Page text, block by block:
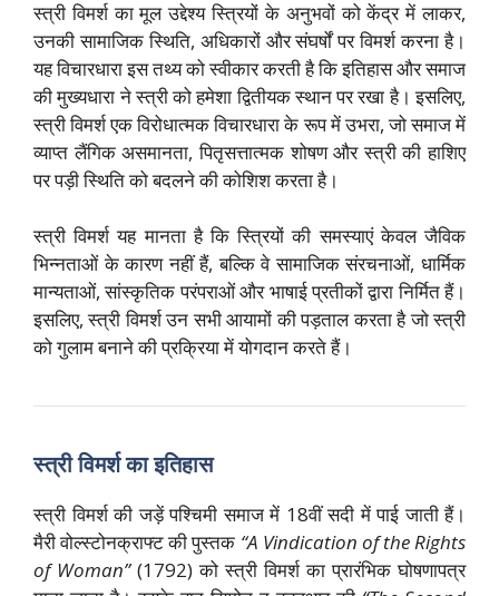
स्त्री विमर्श का मूल उद्देश्य स्त्रियों के अनुभवों को केंद्र में लाकर,
उनकी सामाजिक स्थिति, अधिकारों और संघर्षों पर विमर्श करना है।
यह विचारधारा इस तथ्य को स्वीकार करती है कि इतिहास और समाज
की मुख्यधारा ने स्त्री को हमेशा द्वितीयक स्थान पर रखा है। इसलिए,
स्त्री विमर्श एक विरोधात्मक विचारधारा के रूप में उभरा, जो समाज में
व्याप्त लैंगिक असमानता, पितृसत्तात्मक शोषण और स्त्री की हाशिए
पर पड़ी स्थिति को बदलने की कोशिश करता है।
स्त्री विमर्श यह मानता है कि स्त्रियों की समस्याएं केवल जैविक
भिन्नताओं के कारण नहीं हैं, बल्कि वे सामाजिक संरचनाओं, धार्मिक
मान्यताओं, सांस्कृतिक परंपराओं और भाषाई प्रतीकों द्वारा निर्मित हैं।
इसलिए, स्त्री विमर्श उन सभी आयामों की पड़ताल करता है जो स्त्री
को गुलाम बनाने की प्रक्रिया में योगदान करते हैं।
स्त्री विमर्श का इतिहास
स्त्री विमर्श की जड़ें पश्चिमी समाज में 18वीं सदी में पाई जाती हैं।
मैरी वोल्स्टोनक्राफ्ट की पुस्तक “A Vindication of the Rights
of Woman”(1792) को स्त्री विमर्श का प्रारंभिक घोषणापत्र